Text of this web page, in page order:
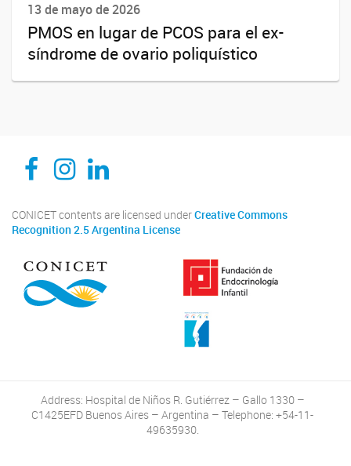
13 de mayo de 2026
PMOS en lugar de PCOS para el ex-
síndrome de ovario poliquístico
CEDIE, Centro de Investigaciones Endocrinológicas Dr. César Bergadá
CEDIE, Centro de Investigaciones Endocrinológicas Dr. César Bergadá
CEDIE, Centro de Investigaciones Endocrinológicas Dr. César Bergadá
CONICET contents are licensed underCreative Commons
Recognition 2.5 Argentina License
Address: Hospital de Niños R. Gutiérrez – Gallo 1330 –
C1425EFD Buenos Aires – Argentina – Telephone: +54-11-
49635930.